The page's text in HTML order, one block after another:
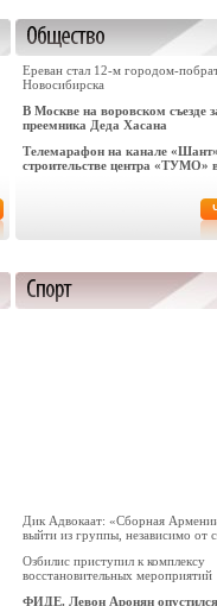
Ереван стал 12-м городом-
Новосибирска
В Москве на воровском съезде
преемника Деда Хасана
Телемарафон на канале
строительстве центра «ТУМО»
Дик Адвокаат: «Сборная
выйти из группы, независимо от
Озбилис приступил к комплексу
восстановительных мероприятий
ФИДЕ. Левон Аронян